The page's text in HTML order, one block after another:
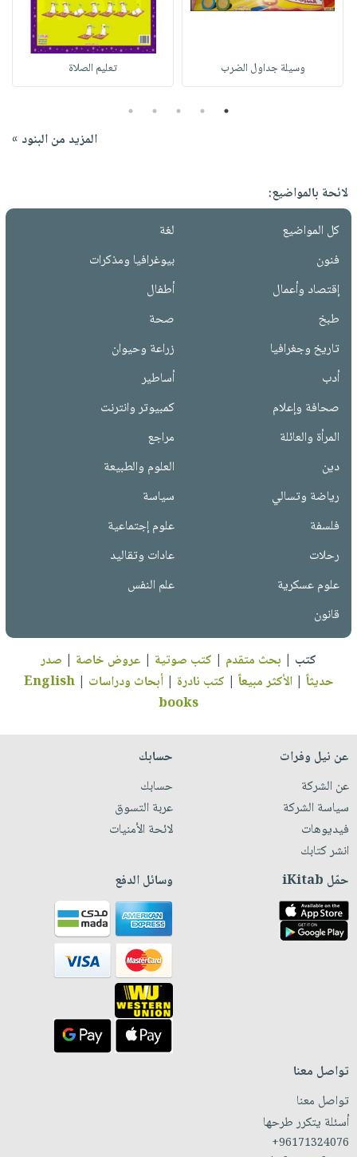
وسيلة جداول الضرب تعليم الصلاة
1
2
3
4
5
المزيد من البنود »
لائحة بالمواضيع:
كل المواضيع
لغة
فنون
بيوغرافيا ومذكرات
إقتصاد وأعمال
أطفال
طبخ
صحة
تاريخ وجغرافيا
زراعة وحيوان
أدب
أساطير
صحافة وإعلام
كمبيوتر وانترنت
المرأة والعائلة
مراجع
دين
العلوم والطبيعة
رياضة وتسالي
سياسة
فلسفة
علوم إجتماعية
رحلات
عادات وتقاليد
علوم عسكرية
علم النفس
قانون
كتب | بحث متقدم | كتب صوتية | عروض خاصة | صدر
حديثاً |الأكثر مبيعاً | كتب نادرة |أبحاث ودراسات |
English
books
عن نيل وفرات
عن الشركة
سياسة الشركة
فيديوهات
انشر كتابك
حسابك
حسابك
عربة التسوق
لائحة الأمنيات
حمّل iKitab وسائل الدفع
تواصل معنا
تواصل معنا
أسئلة يتكرر طرحها
+96171324076